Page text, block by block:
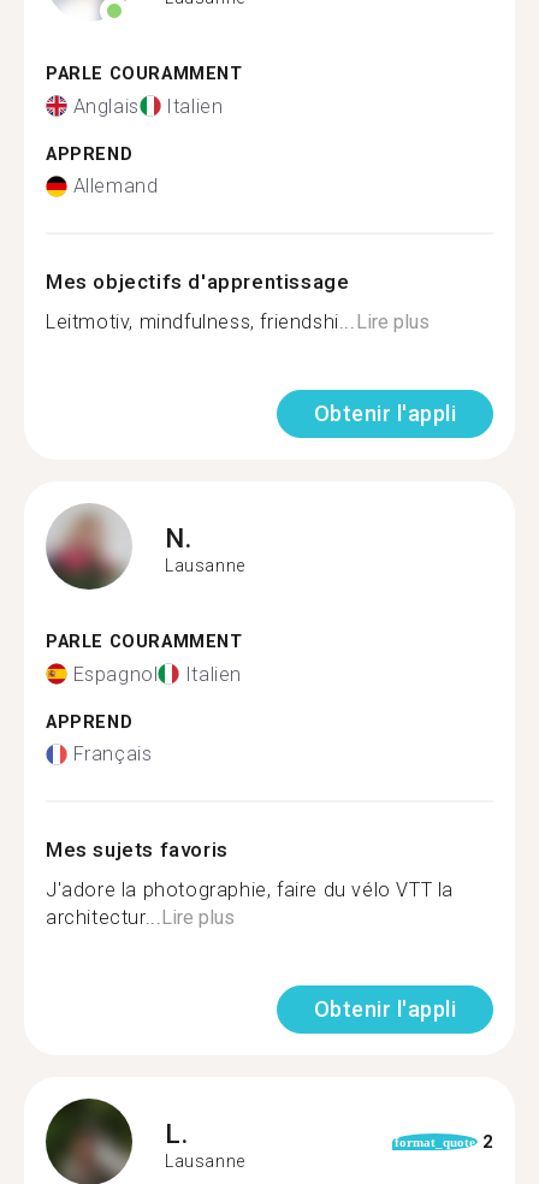
PARLE COURAMMENT
Anglais Italien
APPREND
Allemand
Mes objectifs d'apprentissage
Leitmotiv, mindfulness, friendshi...Lire plus
Obtenir l'appli
N.
Lausanne
PARLE COURAMMENT
Espagnol Italien
APPREND
Français
Mes sujets favoris
J'adore la photographie, faire du vélo VTT la
architectur...Lire plus
Obtenir l'appli
L.
Lausanne
format_quote 2